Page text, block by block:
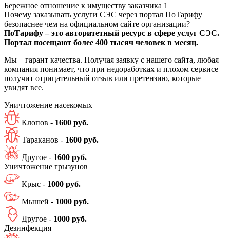
Бережное отношение к имуществу заказчика 1
Почему заказывать услуги СЭС через портал ПоТарифу
безопаснее чем на официальном сайте организации?
ПоТарифу – это авторитетный ресурс в сфере услуг СЭС.
Портал посещают более 400 тысяч человек в месяц.
Мы – гарант качества. Получая заявку с нашего сайта, любая
компания понимает, что при недоработках и плохом сервисе
получит отрицательный отзыв или претензию, которые
увидят все.
Уничтожение насекомых
Клопов - 1600 руб.
Тараканов - 1600 руб.
Другое - 1600 руб.
Уничтожение грызунов
Крыс - 1000 руб.
Мышей - 1000 руб.
Другое - 1000 руб.
Дезинфекция